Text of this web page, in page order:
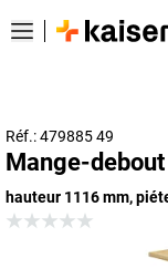
Réf.: 479885 49
Mange-
hauteur 1116 mm,